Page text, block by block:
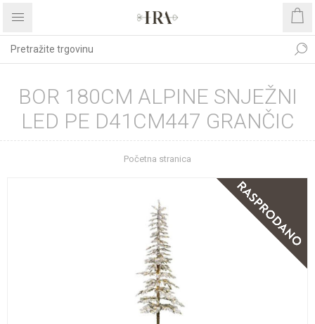
BOR 180CM ALPINE SNJEŽNI
LED PE D41CM447 GRANČIC
Početna stranica